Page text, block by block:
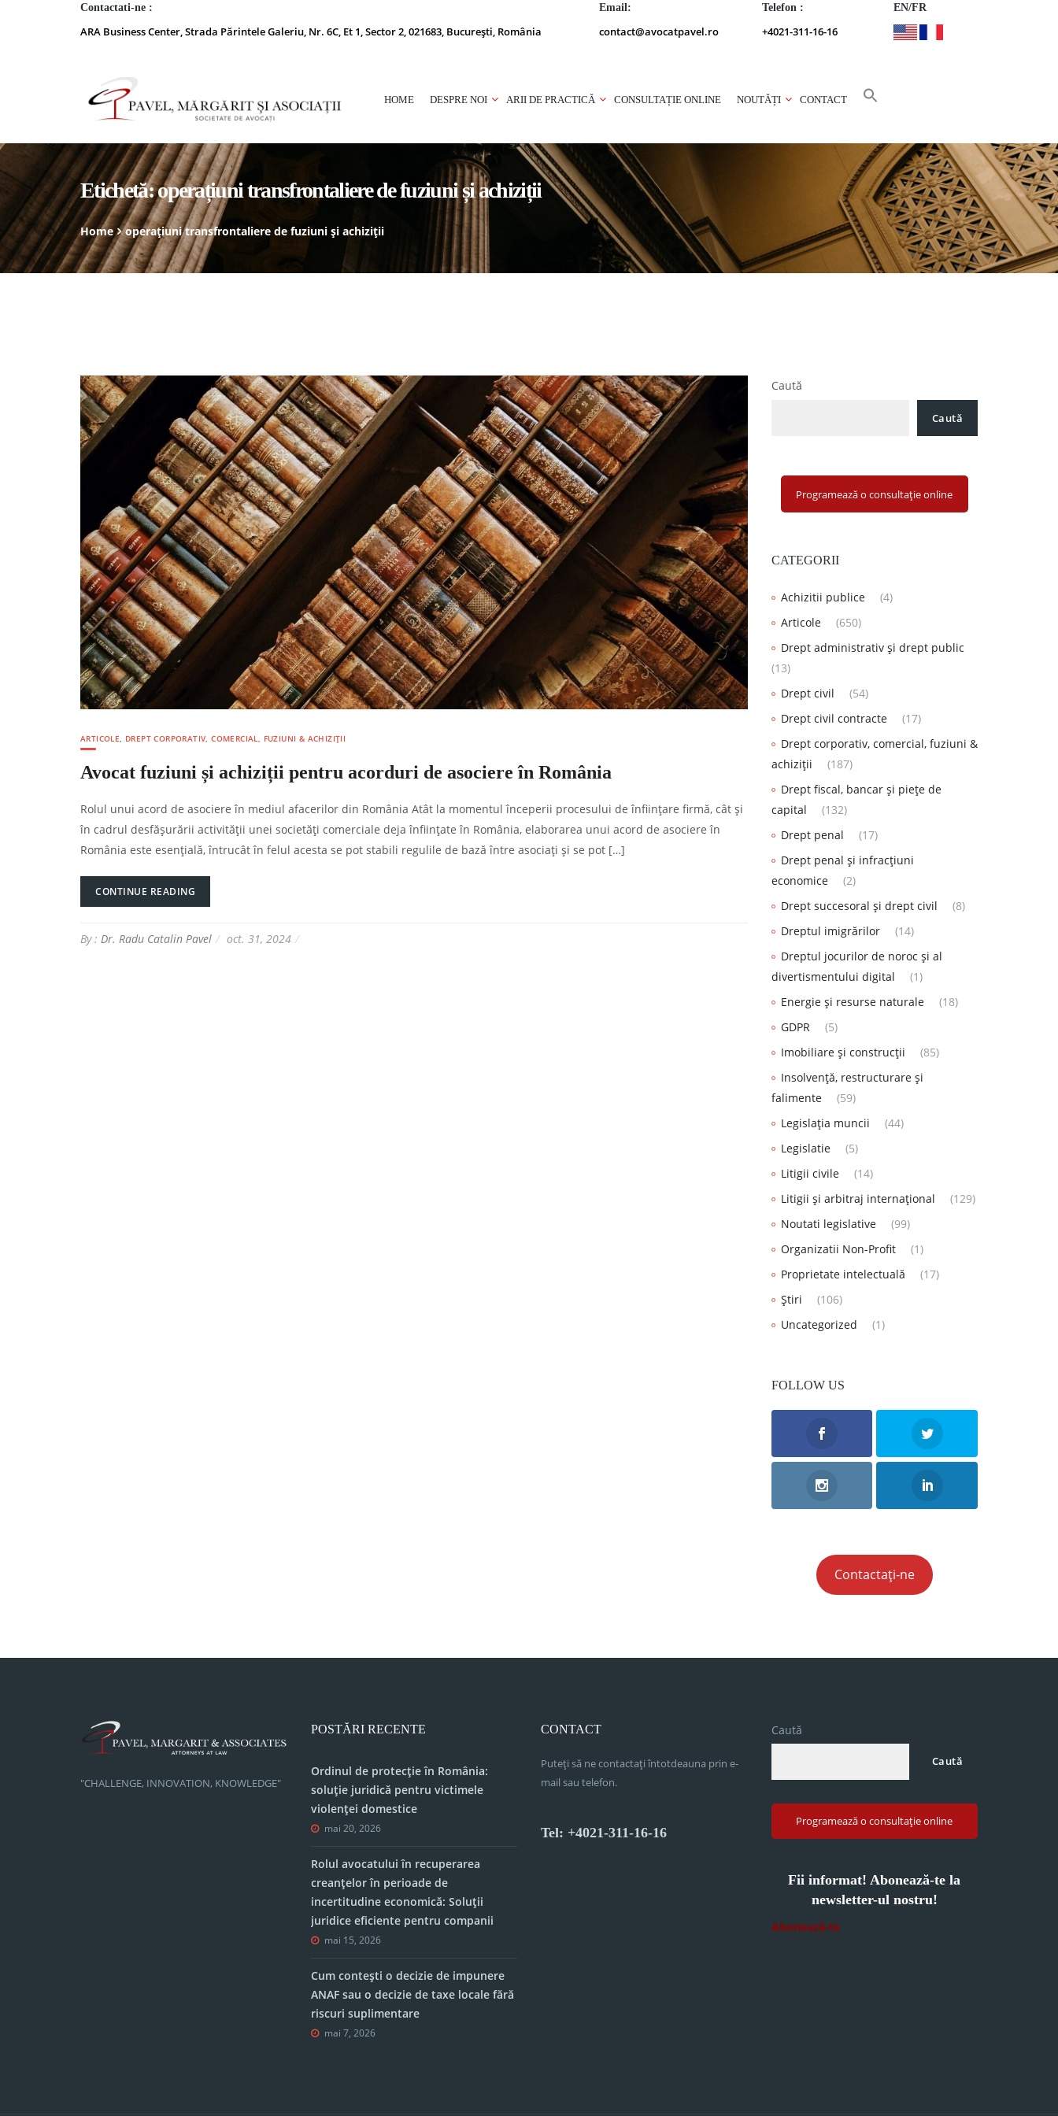
Contactati-ne :
ARA Business Center, Strada Părintele Galeriu, Nr. 6C, Et 1, Sector 2, 021683, București, România
Email:
contact@avocatpavel.ro
Telefon :
+4021-311-16-16
EN/FR
HOME DESPRE NOI ARII DE PRACTICĂ CONSULTAȚIE ONLINE NOUTĂȚI CONTACT
Etichetă:operațiuni transfrontaliere de fuziuni și achiziții
Home operațiuni transfrontaliere de fuziuni și achiziții
ARTICOLE DREPT CORPORATIV, COMERCIAL, FUZIUNI & ACHIZIȚII
Avocat fuziuni și achiziții pentru acorduri de asociere în România
Rolul unui acord de asociere în mediul afacerilor din România Atât la momentul începerii procesului de înființare firmă, cât și
în cadrul desfășurării activității unei societăți comerciale deja înființate în România, elaborarea unui acord de asociere în
România este esențială, întrucât în felul acesta se pot stabili regulile de bază între asociați și se pot […]
CONTINUE READING
By : Dr. Radu Catalin Pavel oct. 31, 2024
Caută
Caută
Programează o consultație online
CATEGORII
Achizitii publice
(4)
Articole
(650)
Drept administrativ și drept public
(13)
Drept civil
(54)
Drept civil contracte
(17)
Drept corporativ, comercial, fuziuni &
achiziții
(187)
Drept fiscal, bancar și piețe de
capital
(132)
Drept penal
(17)
Drept penal și infracțiuni
economice
(2)
Drept succesoral și drept civil
(8)
Dreptul imigrărilor
(14)
Dreptul jocurilor de noroc și al
divertismentului digital
(1)
Energie și resurse naturale
(18)
GDPR
(5)
Imobiliare și construcții
(85)
Insolvență, restructurare și
falimente
(59)
Legislația muncii
(44)
Legislatie
(5)
Litigii civile
(14)
Litigii și arbitraj internațional
(129)
Noutati legislative
(99)
Organizatii Non-Profit
(1)
Proprietate intelectuală
(17)
Știri
(106)
Uncategorized
(1)
FOLLOW US
Contactați-ne
"CHALLENGE, INNOVATION, KNOWLEDGE"
POSTĂRI RECENTE
Ordinul de protecție în România:
soluție juridică pentru victimele
violenței domestice
mai 20, 2026
Rolul avocatului în recuperarea
creanțelor în perioade de
incertitudine economică: Soluții
juridice eficiente pentru companii
mai 15, 2026
Cum contești o decizie de impunere
ANAF sau o decizie de taxe locale fără
riscuri suplimentare
mai 7, 2026
CONTACT
Puteți să ne contactați întotdeauna prin e-
mail sau telefon.
Tel: +4021-311-16-16
Caută
Caută
Programează o consultație online
Fii informat! Abonează-te la
newsletter-ul nostru!
Abonează-te